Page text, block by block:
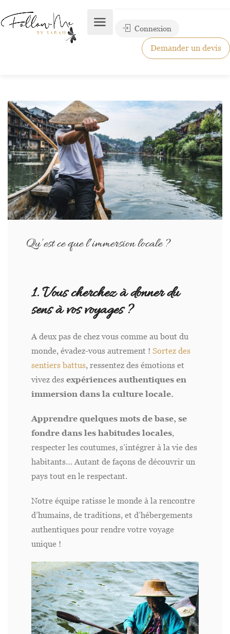
Connexion
Demander un devis
Qu’est ce que l’immersion locale ?
1. Vous cherchez à donner du
sens à vos voyages ?
A deux pas de chez vous comme au bout du
monde, évadez-vous autrement ! Sortez des
sentiers battus, ressentez des émotions et
vivez des expériences authentiques en
immersion dans la culture locale.
Apprendre quelques mots de base, se
fondre dans les habitudes locales,
respecter les coutumes, s’intégrer à la vie des
habitants… Autant de façons de découvrir un
pays tout en le respectant.
Notre équipe ratisse le monde à la rencontre
d’humains, de traditions, et d’hébergements
authentiques pour rendre votre voyage
unique !